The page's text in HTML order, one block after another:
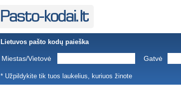
Lietuvos pašto kodų paieška
Miestas/Vietovė Gatvė
* Užpildykite tik tuos laukelius, kuriuos žinote